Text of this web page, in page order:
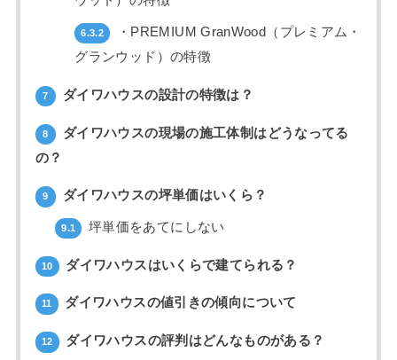
6.3.2
・PREMIUM GranWood（プレミアム・
グランウッド）の特徴
7 ダイワハウスの設計の特徴は？
8
ダイワハウスの現場の施工体制はどうなってる
の？
9 ダイワハウスの坪単価はいくら？
9.1 坪単価をあてにしない
10 ダイワハウスはいくらで建てられる？
11 ダイワハウスの値引きの傾向について
12 ダイワハウスの評判はどんなものがある？